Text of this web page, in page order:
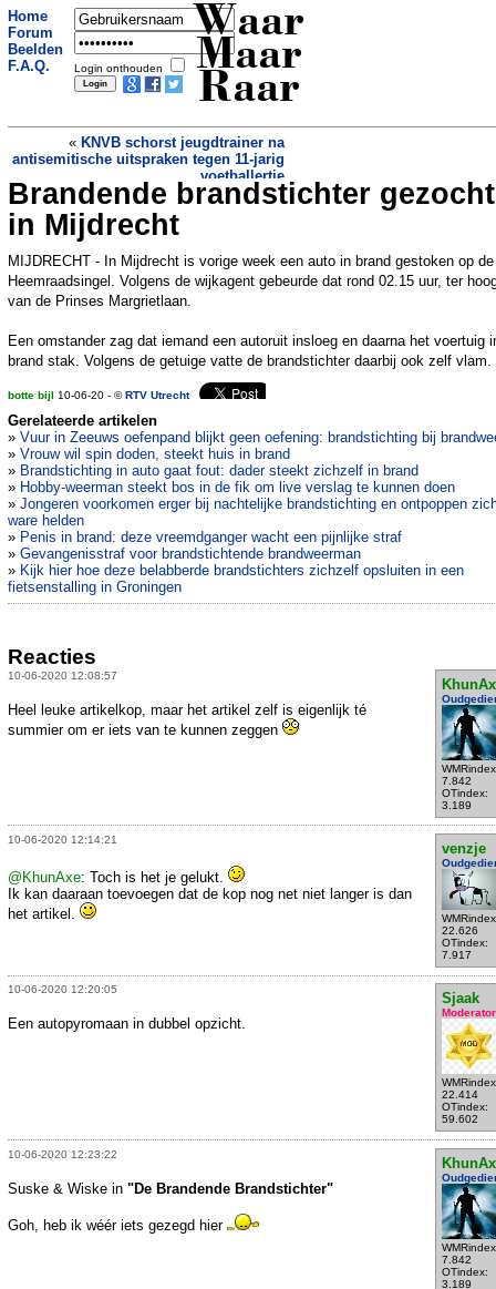
Home
Forum
Beelden
F.A.Q.
Login onthouden
Waar
Maar
Raar
« KNVB schorst jeugdtrainer na
antisemitische uitspraken tegen 11-jarig
voetballertje
Afval in Sluisbuurt straks via buizen
afgevoerd»
Brandende brandstichter gezocht
in Mijdrecht
MIJDRECHT - In Mijdrecht is vorige week een auto in brand gestoken op de
Heemraadsingel. Volgens de wijkagent gebeurde dat rond 02.15 uur, ter
van de Prinses Margrietlaan.
Een omstander zag dat iemand een autoruit insloeg en daarna het voertuig
brand stak. Volgens de getuige vatte de brandstichter daarbij ook zelf vlam.
botte bijl 10-06-20 - ©RTV Utrecht
Gerelateerde artikelen
» Vuur in Zeeuws oefenpand blijkt geen oefening: brandstichting bij
» Vrouw wil spin doden, steekt huis in brand
» Brandstichting in auto gaat fout: dader steekt zichzelf in brand
» Hobby-weerman steekt bos in de fik om live verslag te kunnen doen
» Jongeren voorkomen erger bij nachtelijke brandstichting en ontpoppen
ware helden
» Penis in brand: deze vreemdganger wacht een pijnlijke straf
» Gevangenisstraf voor brandstichtende brandweerman
» Kijk hier hoe deze belabberde brandstichters zichzelf opsluiten in een
fietsenstalling in Groningen
Reacties
10-06-2020 12:08:57
7.842
OTindex:
3.189
Heel leuke artikelkop, maar het artikel zelf is eigenlijk té
summier om er iets van te kunnen zeggen
10-06-2020 12:14:21
venzje
22.626
OTindex:
7.917
@KhunAxe: Toch is het je gelukt.
Ik kan daaraan toevoegen dat de kop nog net niet langer is dan
het artikel.
10-06-2020 12:20:05
Sjaak
Moderator
22.414
OTindex:
59.602
Een autopyromaan in dubbel opzicht.
10-06-2020 12:23:22
7.842
OTindex:
3.189
Suske & Wiske in "De Brandende Brandstichter"
Goh, heb ik wéér iets gezegd hier